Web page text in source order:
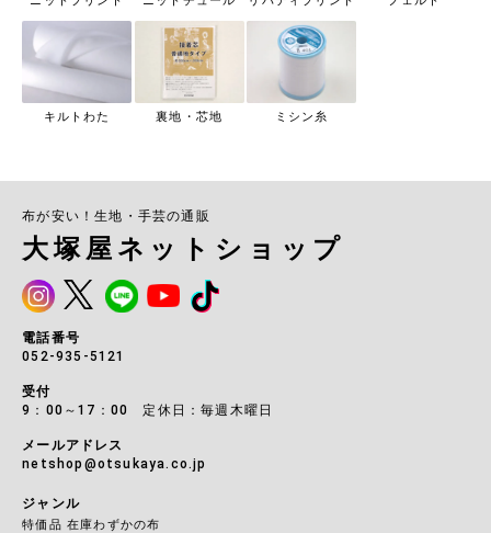
キルトわた 裏地・芯地 ミシン糸
布が安い！生地・手芸の通販
大塚屋ネットショップ
電話番号
052-935-5121
受付
9：00～17：00 定休日：毎週木曜日
メールアドレス
netshop@otsukaya.co.jp
ジャンル
特価品 在庫わずかの布